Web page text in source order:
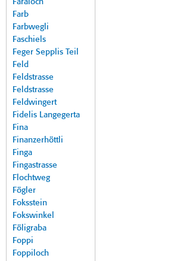
Faraloch
Farb
Farbwegli
Faschiels
Feger Sepplis Teil
Feld
Feldstrasse
Feldstrasse
Feldwingert
Fidelis Langegerta
Fina
Finanzerhöttli
Finga
Fingastrasse
Flochtweg
Fögler
Foksstein
Fokswinkel
Föligraba
Foppi
Foppiloch